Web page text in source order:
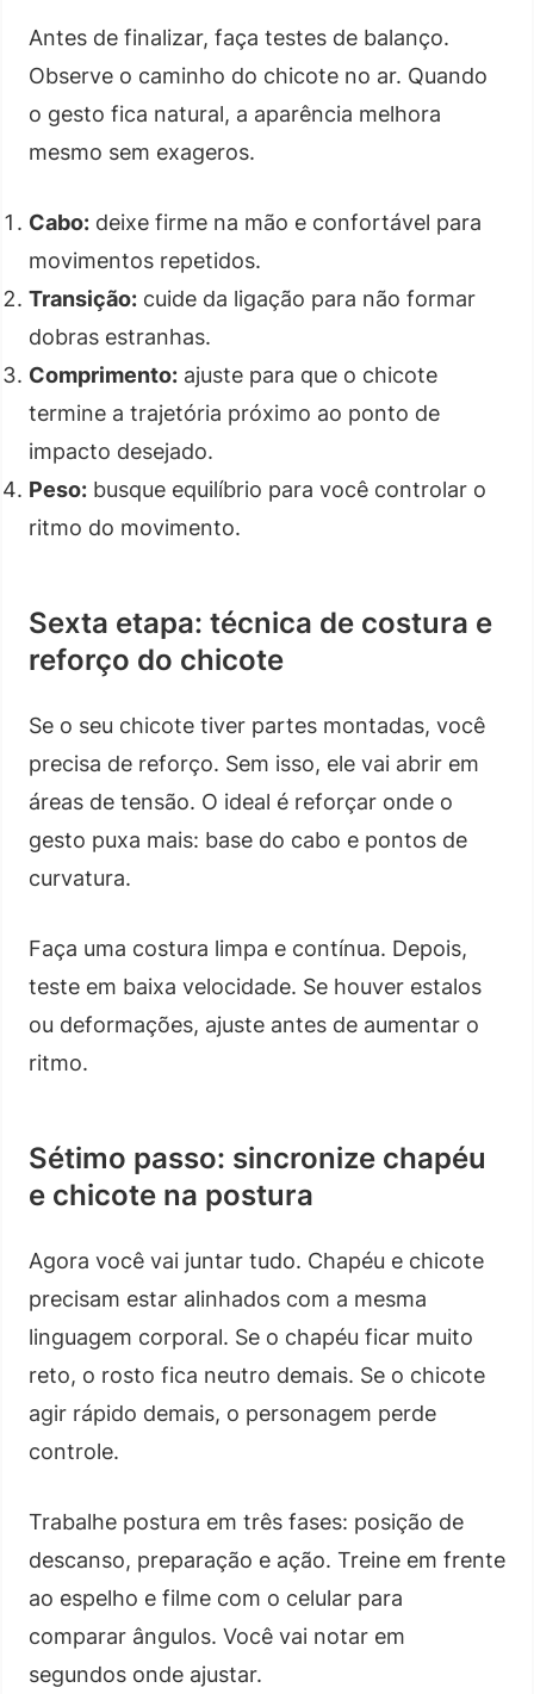
Antes de finalizar, faça testes de balanço.
Observe o caminho do chicote no ar. Quando
o gesto fica natural, a aparência melhora
mesmo sem exageros.
Cabo: deixe firme na mão e confortável para
movimentos repetidos.
Transição: cuide da ligação para não formar
dobras estranhas.
Comprimento: ajuste para que o chicote
termine a trajetória próximo ao ponto de
impacto desejado.
Peso: busque equilíbrio para você controlar o
ritmo do movimento.
Sexta etapa: técnica de costura e
reforço do chicote
Se o seu chicote tiver partes montadas, você
precisa de reforço. Sem isso, ele vai abrir em
áreas de tensão. O ideal é reforçar onde o
gesto puxa mais: base do cabo e pontos de
curvatura.
Faça uma costura limpa e contínua. Depois,
teste em baixa velocidade. Se houver estalos
ou deformações, ajuste antes de aumentar o
ritmo.
Sétimo passo: sincronize chapéu
e chicote na postura
Agora você vai juntar tudo. Chapéu e chicote
precisam estar alinhados com a mesma
linguagem corporal. Se o chapéu ficar muito
reto, o rosto fica neutro demais. Se o chicote
agir rápido demais, o personagem perde
controle.
Trabalhe postura em três fases: posição de
descanso, preparação e ação. Treine em frente
ao espelho e filme com o celular para
comparar ângulos. Você vai notar em
segundos onde ajustar.